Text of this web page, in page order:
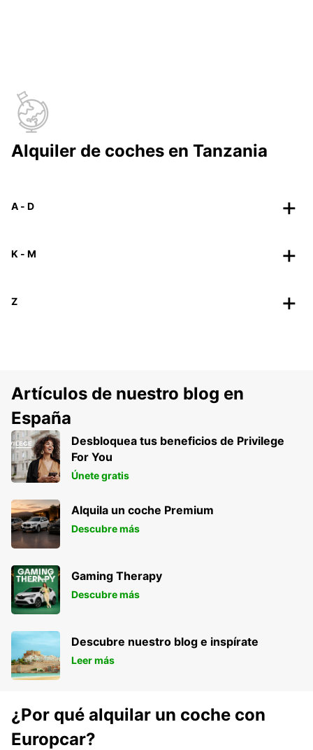
Alquiler de coches en Tanzania
A - D
K - M
Z
Artículos de nuestro blog en
España
Desbloquea tus beneficios de Privilege
For You
Únete gratis
Alquila un coche Premium
Descubre más
Gaming Therapy
Descubre más
Descubre nuestro blog e inspírate
Leer más
¿Por qué alquilar un coche con
Europcar?